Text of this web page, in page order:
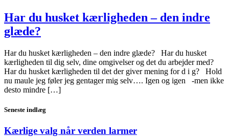
Har du husket kærligheden – den indre
glæde?
Har du husket kærligheden – den indre glæde? Har du husket
kærligheden til dig selv, dine omgivelser og det du arbejder med?
Har du husket kærligheden til det der giver mening for d i g? Hold
nu maule jeg føler jeg gentager mig selv…. Igen og igen -men ikke
desto mindre […]
Seneste indlæg
Kærlige valg når verden larmer